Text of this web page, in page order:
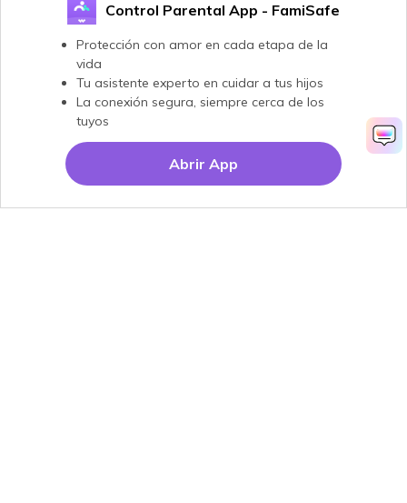
Control Parental App - FamiSafe
Protección con amor en cada etapa de la
vida
Tu asistente experto en cuidar a tus hijos
La conexión segura, siempre cerca de los
tuyos
Abrir App